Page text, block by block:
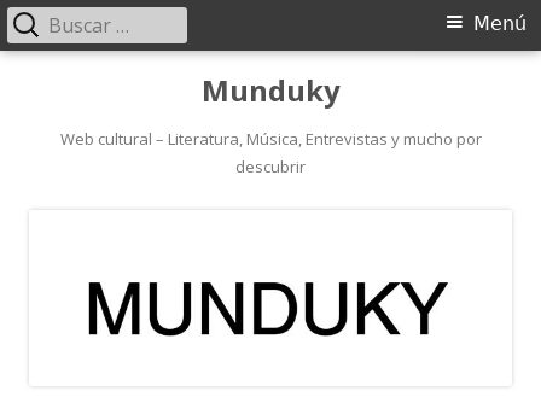
contenido
Munduky
Web cultural – Literatura, Música, Entrevistas y mucho por
descubrir
Menú
Menú
Buscar: